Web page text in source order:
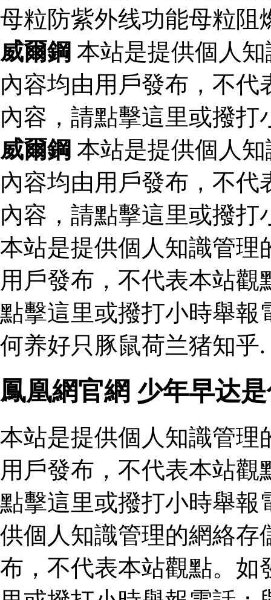
母粒防紫外线功能母粒
威爾鋼 本站是提供個人
內容均由用戶發布，不
內容，請點擊這里或撥
威爾鋼 本站是提供個人
內容均由用戶發布，不
內容，請點擊這里或撥
本站是提供個人知識管理
用戶發布，不代表本站
點擊這里或撥打小時舉
何养好只豚鼠荷兰猪知乎.
鳳凰網官網 少年早达
本站是提供個人知識管理
用戶發布，不代表本站
點擊這里或撥打小時舉報
供個人知識管理的網絡存
布，不代表本站觀點。如